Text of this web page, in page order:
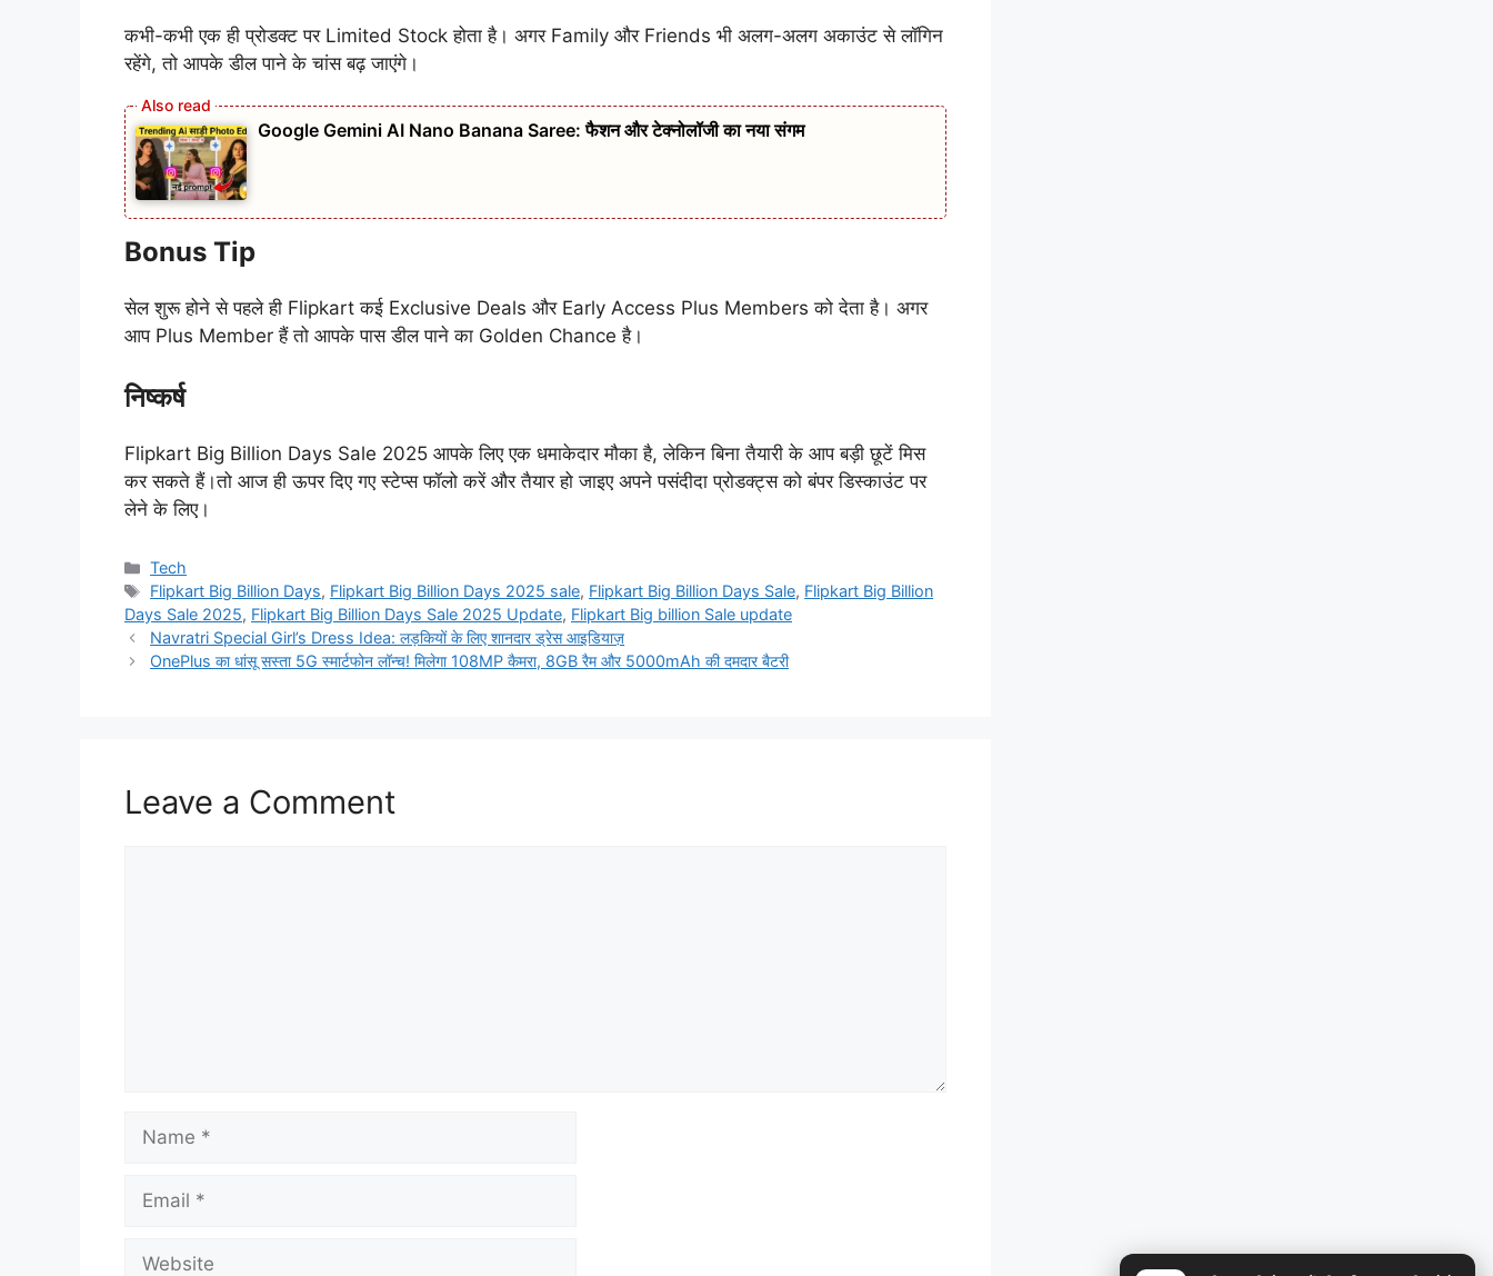
कभी-कभी एक ही प्रोडक्ट पर Limited Stock होता है। अगर Family और Friends भी अलग-अलग अकाउंट से लॉगिन
रहेंगे, तो आपके डील पाने के चांस बढ़ जाएंगे।
Google Gemini AI Nano Banana Saree: फैशन और टेक्नोलॉजी का नया संगम
Bonus Tip
सेल शुरू होने से पहले ही Flipkart कई Exclusive Deals और Early Access Plus Members को देता है। अगर
आप Plus Member हैं तो आपके पास डील पाने का Golden Chance है।
निष्कर्ष
Flipkart Big Billion Days Sale 2025 आपके लिए एक धमाकेदार मौका है, लेकिन बिना तैयारी के आप बड़ी छूटें मिस
कर सकते हैं।तो आज ही ऊपर दिए गए स्टेप्स फॉलो करें और तैयार हो जाइए अपने पसंदीदा प्रोडक्ट्स को बंपर डिस्काउंट पर
लेने के लिए।
Categories
Tech
Tags
Flipkart Big Billion Days, Flipkart Big Billion Days 2025 sale, Flipkart Big Billion Days Sale, Flipkart Big Billion
Days Sale 2025, Flipkart Big Billion Days Sale 2025 Update, Flipkart Big billion Sale update
Navratri Special Girl’s Dress Idea: लड़कियों के लिए शानदार ड्रेस आइडियाज़
OnePlus का धांसू सस्ता 5G स्मार्टफोन लॉन्च! मिलेगा 108MP कैमरा, 8GB रैम और 5000mAh की दमदार बैटरी
Leave a Comment
Name
Email
Website